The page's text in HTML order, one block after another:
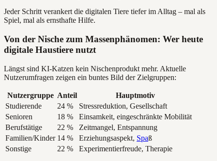
Jeder Schritt verankert die digitalen Tiere tiefer im Alltag – mal als
Spiel, mal als ernsthafte Hilfe.
Von der Nische zum Massenphänomen: Wer heute
digitale Haustiere nutzt
Längst sind KI-Katzen kein Nischenprodukt mehr. Aktuelle
Nutzerumfragen zeigen ein buntes Bild der Zielgruppen:
Nutzergruppe Anteil
Hauptmotiv
Studierende
24 %
Stressreduktion, Gesellschaft
Senioren
18 %
Einsamkeit, eingeschränkte Mobilität
Berufstätige
22 %
Zeitmangel, Entspannung
Familien/Kinder 14 % Erziehungsaspekt, Spaß
Sonstige
22 % Experimentierfreude, Therapie